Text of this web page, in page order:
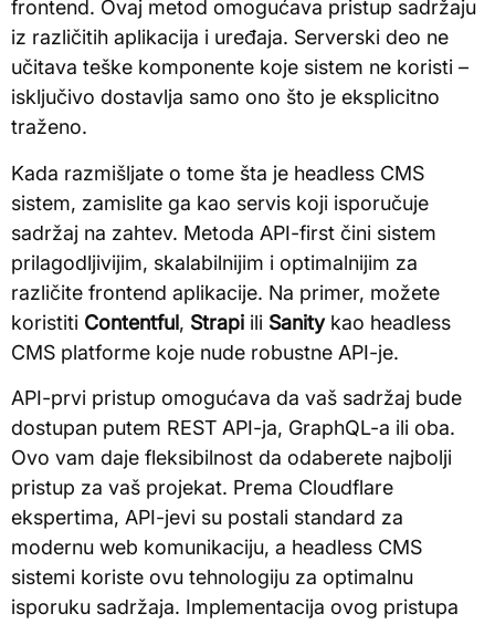
frontend. Ovaj metod omogućava pristup sadržaju
iz različitih aplikacija i uređaja. Serverski deo ne
učitava teške komponente koje sistem ne koristi –
isključivo dostavlja samo ono što je eksplicitno
traženo.
Kada razmišljate o tome šta je headless CMS
sistem, zamislite ga kao servis koji isporučuje
sadržaj na zahtev. Metoda API-first čini sistem
prilagodljivijim, skalabilnijim i optimalnijim za
različite frontend aplikacije. Na primer, možete
koristiti Contentful, Strapi ili Sanitykao headless
CMS platforme koje nude robustne API-je.
API-prvi pristup omogućava da vaš sadržaj bude
dostupan putem REST API-ja, GraphQL-a ili oba.
Ovo vam daje fleksibilnost da odaberete najbolji
pristup za vaš projekat. Prema Cloudflare
ekspertima, API-jevi su postali standard za
modernu web komunikaciju, a headless CMS
sistemi koriste ovu tehnologiju za optimalnu
isporuku sadržaja. Implementacija ovog pristupa